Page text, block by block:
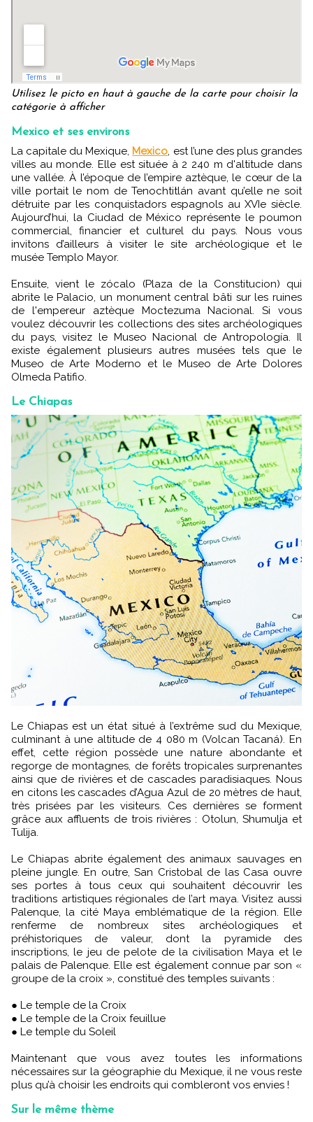
Utilisez le picto en haut à gauche de la carte pour choisir la
catégorie à afficher
Mexico et ses environs
La capitale du Mexique, Mexico, est l’une des plus grandes
villes au monde. Elle est située à 2 240 m d'altitude dans
une vallée. À l’époque de l’empire aztèque, le cœur de la
ville portait le nom de Tenochtitlán avant qu’elle ne soit
détruite par les conquistadors espagnols au XVIe siècle.
Aujourd’hui, la Ciudad de México représente le poumon
commercial, financier et culturel du pays. Nous vous
invitons d’ailleurs à visiter le site archéologique et le
musée Templo Mayor.
Ensuite, vient le zócalo (Plaza de la Constitucion) qui
abrite le Palacio, un monument central bâti sur les ruines
de l'empereur aztèque Moctezuma Nacional. Si vous
voulez découvrir les collections des sites archéologiques
du pays, visitez le Museo Nacional de Antropología. Il
existe également plusieurs autres musées tels que le
Museo de Arte Moderno et le Museo de Arte Dolores
Olmeda Patifio.
Le Chiapas
Le Chiapas est un état situé à l’extrême sud du Mexique,
culminant à une altitude de 4 080 m (Volcan Tacaná). En
effet, cette région possède une nature abondante et
regorge de montagnes, de forêts tropicales surprenantes
ainsi que de rivières et de cascades paradisiaques. Nous
en citons les cascades d’Agua Azul de 20 mètres de haut,
très prisées par les visiteurs. Ces dernières se forment
grâce aux affluents de trois rivières : Otolun, Shumulja et
Tulija.
Le Chiapas abrite également des animaux sauvages en
pleine jungle. En outre, San Cristobal de las Casa ouvre
ses portes à tous ceux qui souhaitent découvrir les
traditions artistiques régionales de l’art maya. Visitez aussi
Palenque, la cité Maya emblématique de la région. Elle
renferme de nombreux sites archéologiques et
préhistoriques de valeur, dont la pyramide des
inscriptions, le jeu de pelote de la civilisation Maya et le
palais de Palenque. Elle est également connue par son «
groupe de la croix », constitué des temples suivants :
● Le temple de la Croix
● Le temple de la Croix feuillue
● Le temple du Soleil
Maintenant que vous avez toutes les informations
nécessaires sur la géographie du Mexique, il ne vous reste
plus qu’à choisir les endroits qui combleront vos envies !
Sur le même thème